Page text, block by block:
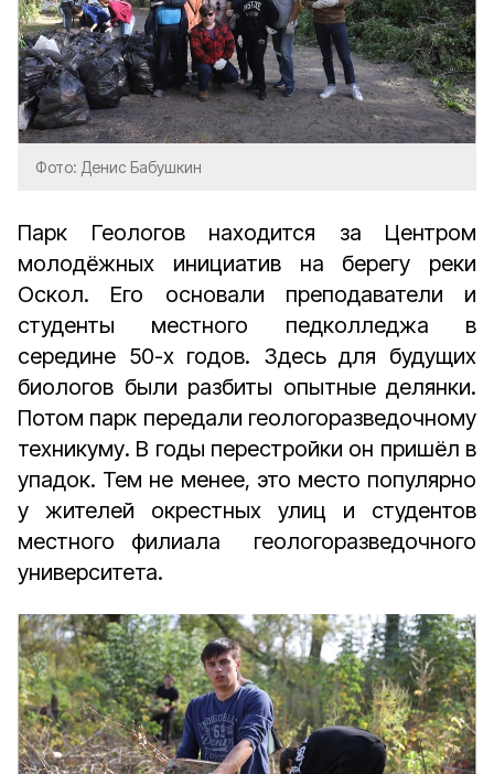
Фото: Денис Бабушкин
Парк Геологов находится за Центром
молодёжных инициатив на берегу реки
Оскол. Его основали преподаватели и
студенты местного педколледжа в
середине 50-х годов. Здесь для будущих
биологов были разбиты опытные делянки.
Потом парк передали геологоразведочному
техникуму. В годы перестройки он пришёл в
упадок. Тем не менее, это место популярно
у жителей окрестных улиц и студентов
местного филиала геологоразведочного
университета.